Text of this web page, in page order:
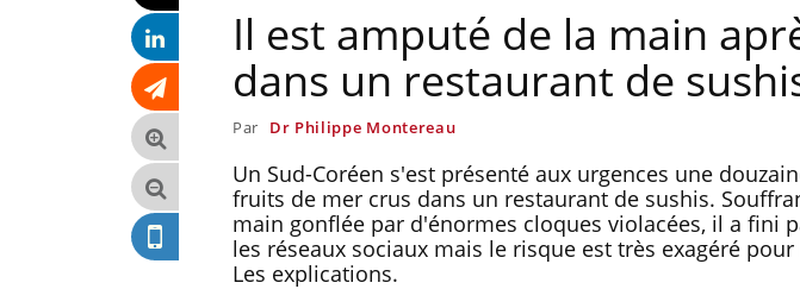
Il est amputé de la main
dans un restaurant de
Par Dr Philippe Montereau
Un Sud-Coréen s'est présenté aux urgences une
fruits de mer crus dans un restaurant de sushis.
main gonflée par d'énormes cloques violacées, il a fini
les réseaux sociaux mais le risque est très exagéré
Les explications.